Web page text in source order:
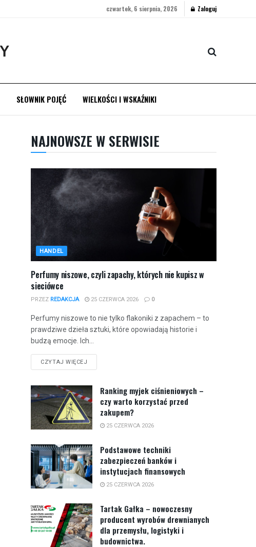
czwartek, 6 sierpnia, 2026 Zaloguj
SŁOWNIK POJĘĆ WIELKOŚCI I WSKAŹNIKI
NAJNOWSZE W SERWISIE
HANDEL
Perfumy niszowe, czyli zapachy, których nie kupisz w
sieciówce
PRZEZ REDAKCJA 25 CZERWCA 2026 0
Perfumy niszowe to nie tylko flakoniki z zapachem – to
prawdziwe dzieła sztuki, które opowiadają historie i
budzą emocje. Ich...
CZYTAJ WIĘCEJ
Ranking myjek ciśnieniowych –
czy warto korzystać przed
zakupem?
25 CZERWCA 2026
Podstawowe techniki
zabezpieczeń banków i
instytucjach finansowych
25 CZERWCA 2026
Tartak Gałka – nowoczesny
producent wyrobów drewnianych
dla przemysłu, logistyki i
budownictwa.